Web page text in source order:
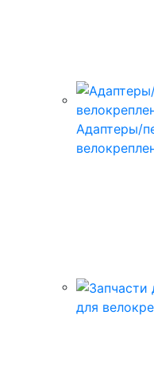
Адаптеры/
для